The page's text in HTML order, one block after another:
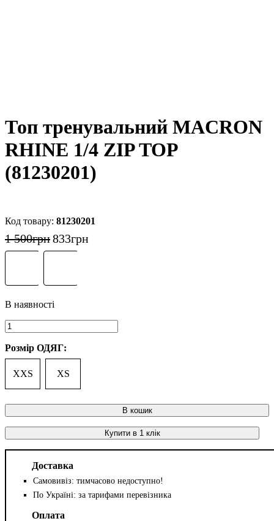
Топ тренувальний MACRON
RHINE 1/4 ZIP TOP
(81230201)
81230201
1 500грн833грн
Розмір ОДЯГ:
XXS XS
В кошик
Купити в 1 клік
Доставка
Самовивіз: тимчасово недоступно!
По Україні: за тарифами перевізника
Оплата